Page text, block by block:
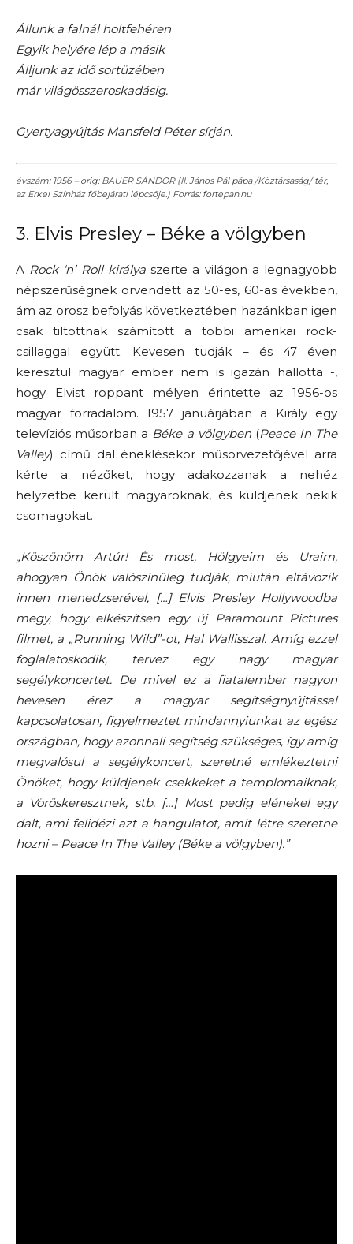
Állunk a falnál holtfehéren
Egyik helyére lép a másik
Álljunk az idő sortüzében
már világösszeroskadásig.
Gyertyagyújtás Mansfeld Péter sírján.
évszám: 1956 – orig: BAUER SÁNDOR (II. János Pál pápa /Köztársaság/ tér,
az Erkel Színház főbejárati lépcsője.) Forrás: fortepan.hu
3. Elvis Presley – Béke a völgyben
A Rock ‘n’ Roll királyaszerte a világon a legnagyobb
népszerűségnek örvendett az 50-es, 60-as években,
ám az orosz befolyás következtében hazánkban igen
csak tiltottnak számított a többi amerikai rock-
csillaggal együtt. Kevesen tudják – és 47 éven
keresztül magyar ember nem is igazán hallotta -,
hogy Elvist roppant mélyen érintette az 1956-os
magyar forradalom. 1957 januárjában a Király egy
televíziós műsorban a Béke a völgyben(Peace In The
Valley) című dal éneklésekor műsorvezetőjével arra
kérte a nézőket, hogy adakozzanak a nehéz
helyzetbe került magyaroknak, és küldjenek nekik
csomagokat.
„Köszönöm Artúr! És most, Hölgyeim és Uraim,
ahogyan Önök valószínűleg tudják, miután eltávozik
innen menedzserével, […] Elvis Presley Hollywoodba
megy, hogy elkészítsen egy új Paramount Pictures
filmet, a „Running Wild”-ot, Hal Wallisszal. Amíg ezzel
foglalatoskodik, tervez egy nagy magyar
segélykoncertet. De mivel ez a fiatalember nagyon
hevesen érez a magyar segítségnyújtással
kapcsolatosan, figyelmeztet mindannyiunkat az egész
országban, hogy azonnali segítség szükséges, így amíg
megvalósul a segélykoncert, szeretné emlékeztetni
Önöket, hogy küldjenek csekkeket a templomaiknak,
a Vöröskeresztnek, stb. […] Most pedig elénekel egy
dalt, ami felidézi azt a hangulatot, amit létre szeretne
hozni – Peace In The Valley (Béke a völgyben).”